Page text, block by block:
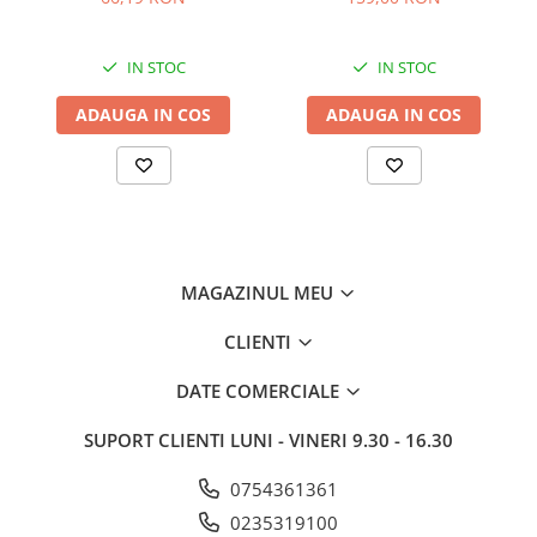
IN STOC
ADAUGA IN COS
IN STOC
ADAUGA IN COS
MAGAZINUL MEU
CLIENTI
DATE COMERCIALE
SUPORT CLIENTI LUNI - VINERI 9.30 - 16.30
0754361361
0235319100